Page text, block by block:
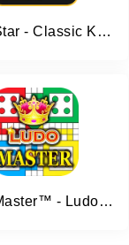
Ludo Star - Classic King Ludo
Ludo Master™ - Ludo Board Game